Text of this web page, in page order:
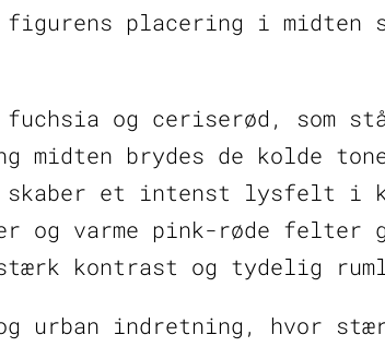
figurens placering i midten
fuchsia og ceriserød, som
midten brydes de kolde
skaber et intenst lysfelt i
og varme pink-røde
kontrast og tydelig
urban indretning, hvor